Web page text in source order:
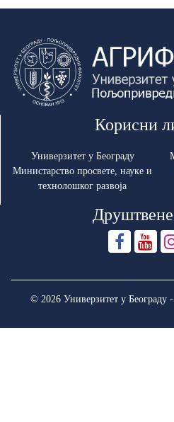
Корисни
Универзитет у Београду
Министарство просвете, науке и
технолошког развоја
© 2026 Универзитет у Београду